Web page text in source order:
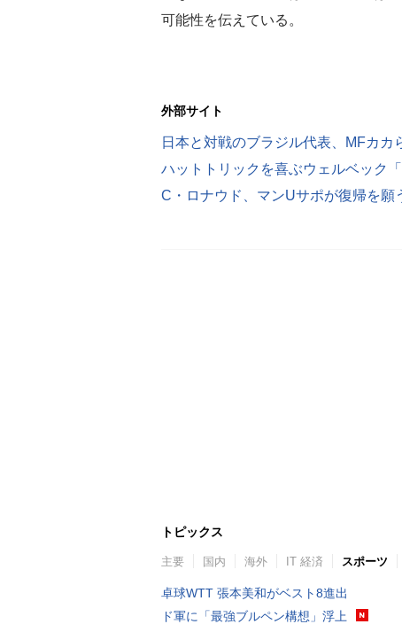
可能性を伝えている。
外部サイト
日本と対戦のブラジル代表、MFカカ
ハットトリックを喜ぶウェルベック
C・ロナウド、マンUサポが復帰を願
トピックス
主要 国内 海外 IT 経済 スポーツ
卓球WTT 張本美和がベスト8進出
ド軍に「最強ブルペン構想」浮上